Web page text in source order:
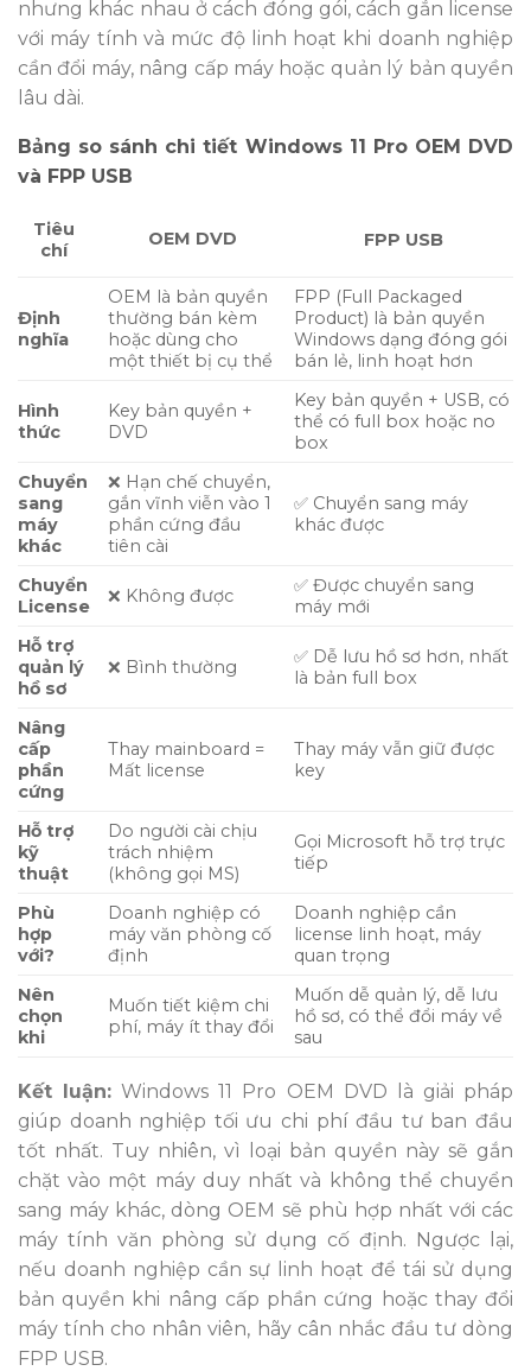
nhưng khác nhau ở cách đóng gói, cách gắn license
với máy tính và mức độ linh hoạt khi doanh nghiệp
cần đổi máy, nâng cấp máy hoặc quản lý bản quyền
lâu dài.
Bảng so sánh chi tiết Windows 11 Pro OEM DVD
và FPP USB
Tiêu
chí
OEM DVD FPP USB
Định
nghĩa
OEM là bản quyền
thường bán kèm
hoặc dùng cho
một thiết bị cụ thể
FPP (Full Packaged
Product) là bản quyền
Windows dạng đóng gói
bán lẻ, linh hoạt hơn
Hình
thức
Key bản quyền +
DVD
Key bản quyền + USB, có
thể có full box hoặc no
box
Chuyển
sang
máy
khác
❌ Hạn chế chuyển,
gắn vĩnh viễn vào 1
phần cứng đầu
tiên cài
✅ Chuyển sang máy
khác được
Chuyển
License
❌ Không được
✅ Được chuyển sang
máy mới
Hỗ trợ
quản lý
hồ sơ
❌ Bình thường
✅ Dễ lưu hồ sơ hơn, nhất
là bản full box
Nâng
cấp
phần
cứng
Thay mainboard =
Mất license
Thay máy vẫn giữ được
key
Hỗ trợ
kỹ
thuật
Do người cài chịu
trách nhiệm
(không gọi MS)
Gọi Microsoft hỗ trợ trực
tiếp
Phù
hợp
với?
Doanh nghiệp có
máy văn phòng cố
định
Doanh nghiệp cần
license linh hoạt, máy
quan trọng
Nên
chọn
khi
Muốn tiết kiệm chi
phí, máy ít thay đổi
Muốn dễ quản lý, dễ lưu
hồ sơ, có thể đổi máy về
sau
Kết luận: Windows 11 Pro OEM DVD là giải pháp
giúp doanh nghiệp tối ưu chi phí đầu tư ban đầu
tốt nhất. Tuy nhiên, vì loại bản quyền này sẽ gắn
chặt vào một máy duy nhất và không thể chuyển
sang máy khác, dòng OEM sẽ phù hợp nhất với các
máy tính văn phòng sử dụng cố định. Ngược lại,
nếu doanh nghiệp cần sự linh hoạt để tái sử dụng
bản quyền khi nâng cấp phần cứng hoặc thay đổi
máy tính cho nhân viên, hãy cân nhắc đầu tư dòng
FPP USB.